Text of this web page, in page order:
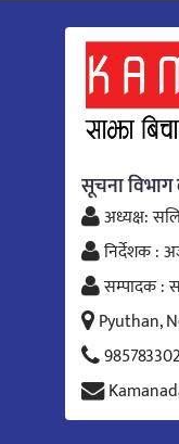
सूचना
अध्यक्ष:
निर्देशक :
सम्पादक :
Pyuthan,